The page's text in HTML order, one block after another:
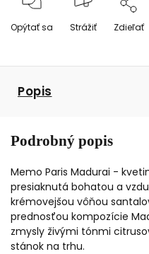
Opýtať sa Strážiť Zdieľať
Popis
Podrobný popis
Memo Paris Madurai -
presiaknutá bohatou a
krémovejšou vôňou
prednosťou kompozície
zmysly živými tónmi
stánok na trhu.